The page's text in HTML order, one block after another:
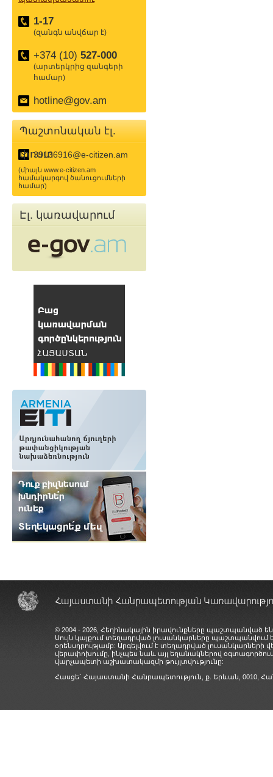
1-17
(զանգն անվճար է)
+374 (10) 527-000
(արտերկրից զանգերի
համար)
hotline@gov.am
Պաշտոնական էլ.
փոստ
39136916@e-citizen.am
(միայն www.e-citizen.am
համակարգով ծանուցումների
համար)
Էլ. կառավարում
© 2004 - 2026, Հեղինակային իրավունքները պաշտպանված
Սույն կայքում տեղադրված լուսանկարները
օրենսդրությամբ: Արգելվում է տեղադրված
վերափոխումը, ինչպես նաև այլ եղանակներով
վարչապետի աշխատակազմի թույլտվությունը:
Հասցե` Հայաստանի Հանրապետություն, ք. Երևան, 0010,